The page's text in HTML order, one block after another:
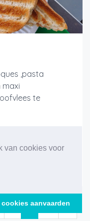
van cookies voor
aanvaarden
,pasta
te